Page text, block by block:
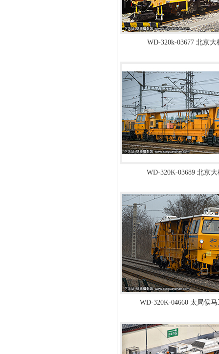
WD-320k-03677 北京大
WD-320K-03689 北京
WD-320K-04660 太局侯